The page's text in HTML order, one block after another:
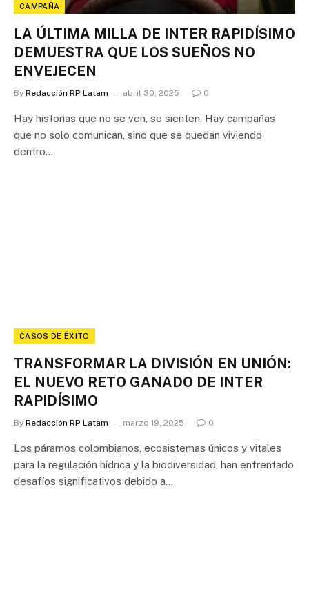
CAMPAÑA
LA ÚLTIMA MILLA DE INTER RAPIDÍSIMO
DEMUESTRA QUE LOS SUEÑOS NO
ENVEJECEN
By Redacción RP Latam abril 30, 2025 0
Hay historias que no se ven, se sienten. Hay campañas
que no solo comunican, sino que se quedan viviendo
dentro…
CASOS DE ÉXITO
TRANSFORMAR LA DIVISIÓN EN UNIÓN:
EL NUEVO RETO GANADO DE INTER
RAPIDÍSIMO
By Redacción RP Latam marzo 19, 2025 0
Los páramos colombianos, ecosistemas únicos y vitales
para la regulación hídrica y la biodiversidad, han enfrentado
desafíos significativos debido a…